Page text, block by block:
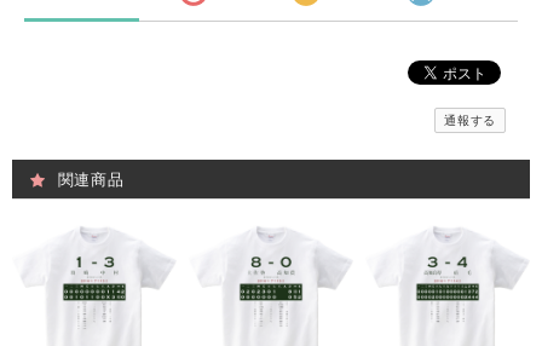
通報する
関連商品